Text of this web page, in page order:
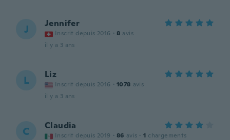
J Jennifer
Inscrit depuis 2016 · 8 avis
il y a 3 ans
L Liz
Inscrit depuis 2016 · 1078 avis
il y a 3 ans
C Claudia
Inscrit depuis 2019 · 86 avis · 1 chargements